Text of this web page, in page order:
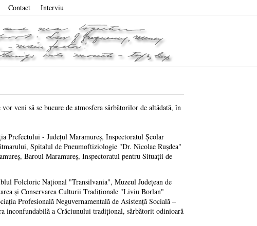
Contact Interviu
veni să se bucure de atmosfera sărbătorilor de altădată, în
Prefectului - Județul Maramureș, Inspectoratul Școlar
Spitalul de Pneumoftiziologie "Dr. Nicolae Rușdea"
Baroul Maramureş, Inspectoratul pentru Situații de
Folcloric Național "Transilvania", Muzeul Județean de
și Conservarea Culturii Tradiționale "Liviu Borlan"
Profesională Neguvernamentală de Asistență Socială –
inconfundabilă a Crăciunului tradițional, sărbătorit odinioară